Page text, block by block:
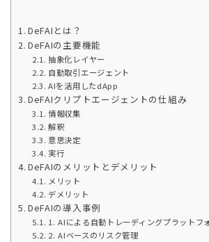
DeFAIとは？
DeFAIの主要機能
抽象化レイヤー
自動取引エージェント
AIを活用したdApp
DeFAIクリプトエージェントの仕組み
情報収集
解釈
意思決定
実行
DeFAIのメリットとデメリット
メリット
デメリット
DeFAIの導入事例
1. AIによる自動トレーディングプラットフ
2. AIベースのリスク管理